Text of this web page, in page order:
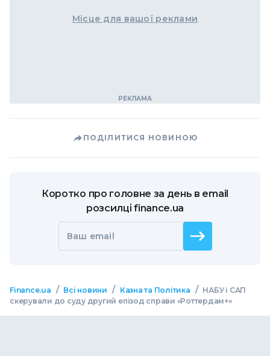
Місце для вашої реклами
ПОДІЛИТИСЯ НОВИНОЮ
Коротко про головне за день в email
розсилці finance.ua
Ваш email
Finance.ua / Всі новини / Казна та Політика / НАБУ і САП
скерували до суду другий епізод справи «Роттердам+»